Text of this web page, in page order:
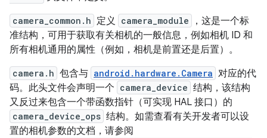
camera_common.h 定义 camera_module
，这是一个标
准结构，可用于获取有关相机的一般信息，例如相机 ID 和
所有相机通用的属性（例如，相机是前置还是后置）。
camera.h 包含与 android.hardware.Camera 对应的代
码。此头文件会声明一个 camera_device 结构，该结构
又反过来包含一个带函数指针（可实现 HAL 接口）的
camera_device_ops 结构。如需查看有关开发者可以设
置的相机参数的文档，请参阅